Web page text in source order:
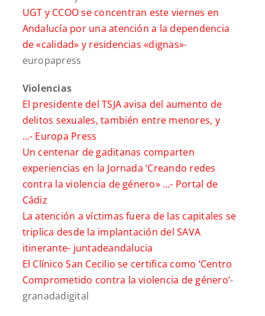
UGT y CCOO se concentran este viernes en
Andalucía por una atención a la dependencia
de «calidad» y residencias «dignas»-
europapress
Violencias
El presidente del TSJA avisa del aumento de
delitos sexuales, también entre menores, y
…- Europa Press
Un centenar de gaditanas comparten
experiencias en la Jornada ‘Creando redes
contra la violencia de género» …- Portal de
Cádiz
La atención a víctimas fuera de las capitales se
triplica desde la implantación del SAVA
itinerante- juntadeandalucia
El Clínico San Cecilio se certifica como ‘Centro
Comprometido contra la violencia de género’-
granadadigital